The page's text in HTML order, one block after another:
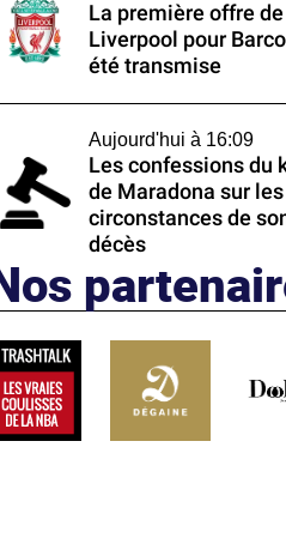
La première offre de
Liverpool pour
été transmise
Aujourd'hui à 16:09
Les confessions du
de Maradona sur les
circonstances de
décès